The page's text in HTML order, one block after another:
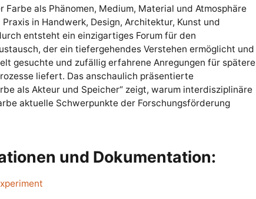
Farbe als Phänomen, Medium, Material und Atmosphäre
in Handwerk, Design, Architektur, Kunst und
entsteht ein einzigartiges Forum für den
der ein tiefergehendes Verstehen ermöglicht und
gesuchte und zufällig erfahrene Anregungen für spätere
liefert. Das anschaulich präsentierte
als Akteur und Speicher“ zeigt, warum interdisziplinäre
aktuelle Schwerpunkte der Forschungsförderung
und Dokumentation: